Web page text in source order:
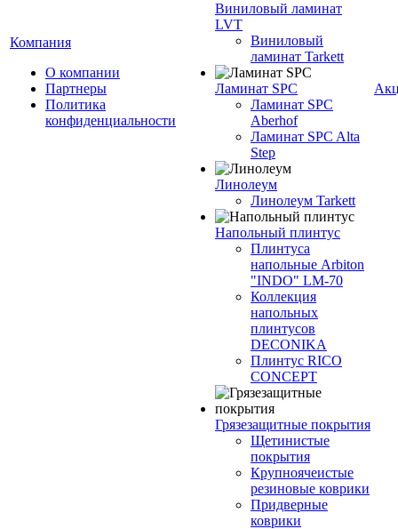
Компания
О компании
Партнеры
Политика
конфиденциальности
Виниловый ламинат
LVT
Виниловый
ламинат Tarkett
Ламинат SPC
Ламинат SPC
Aberhof
Ламинат SPC Alta
Step
Линолеум
Линолеум Tarkett
Напольный плинтус
Плинтуса
напольные Arbiton
"INDO" LM-70
Коллекция
напольных
плинтусов
DECONIKA
Плинтус RICO
CONCEPT
Грязезащитные покрытия
Щетинистые
покрытия
Крупноячеистые
резиновые коврики
Придверные
коврики